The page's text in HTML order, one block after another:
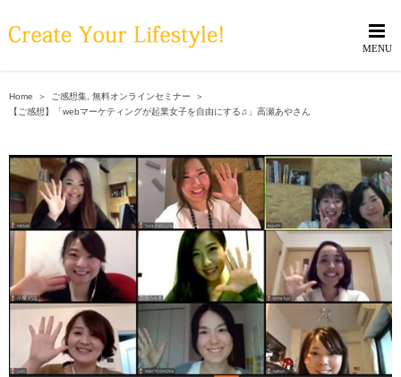
to
Home ＞ ご感想集 無料オンラインセミナー
＞
【ご感想】「webマーケティングが起業女子を自由にする♫」高瀬あやさん